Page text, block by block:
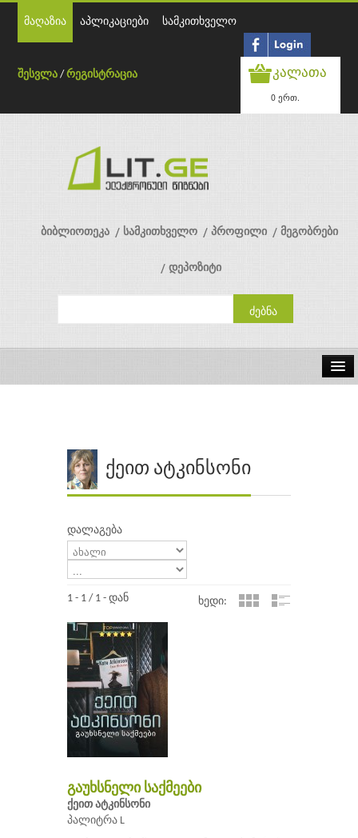
მაღაზია აპლიკაციები სამკითხველო
შესვლა /რეგისტრაცია კალათა
0 ერთ.
ბიბლიოთეკა სამკითხველო პროფილი მეგობრები
დეპოზიტი
ავტორები
გამომცემლობები
ქეით ატკინსონი
დალაგება
1 - 1 / 1 - დან ხედი:
გაუხსნელი საქმეები
ქეით ატკინსონი
პალიტრა L